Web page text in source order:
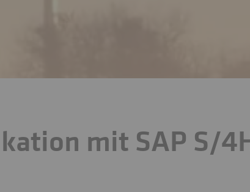
mit SAP S/